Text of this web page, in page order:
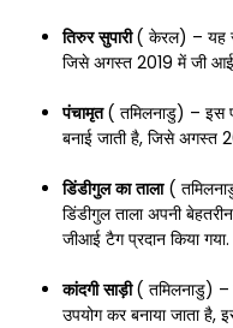
तिरुर सुपारी ( केरल) – यह
जिसे अगस्त 2019 में जी आई
पंचामृत ( तमिलनाडु) – इस
बनाई जाती है, जिसे अगस्त
डिंडीगुल का ताला(
डिंडीगुल ताला अपनी
जीआई टैग प्रदान किया गया.
कांदगी साड़ी ( तमिलनाडु) –
उपयोग कर बनाया जाता है,